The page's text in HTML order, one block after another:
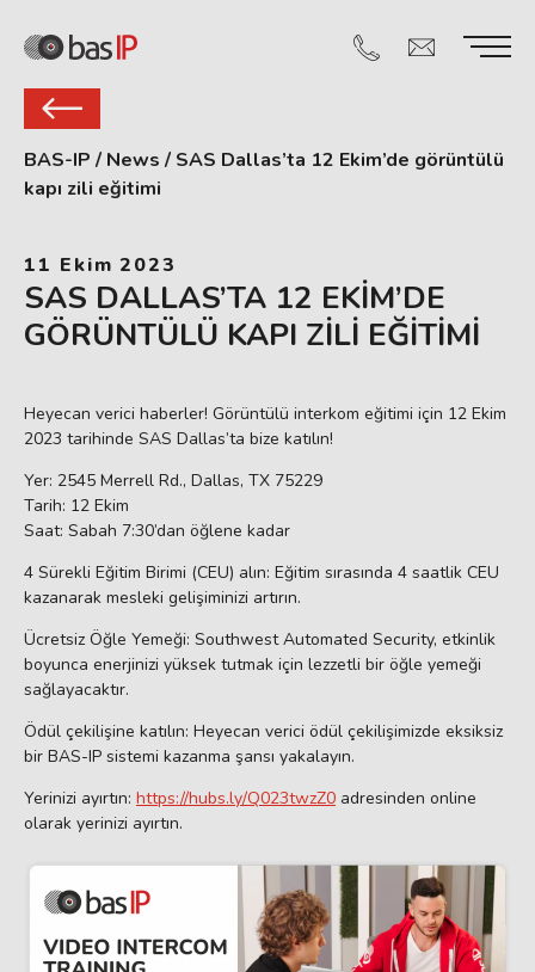
BAS-IP / News / SAS Dallas’ta 12 Ekim’de görüntülü
kapı zili eğitimi
11 Ekim 2023
SAS DALLAS’TA 12 EKIM’DE
GÖRÜNTÜLÜ KAPI ZILI EĞITIMI
Heyecan verici haberler! Görüntülü interkom eğitimi için 12 Ekim
2023 tarihinde SAS Dallas’ta bize katılın!
Yer: 2545 Merrell Rd., Dallas, TX 75229
Tarih: 12 Ekim
Saat: Sabah 7:30’dan öğlene kadar
4 Sürekli Eğitim Birimi (CEU) alın: Eğitim sırasında 4 saatlik CEU
kazanarak mesleki gelişiminizi artırın.
Ücretsiz Öğle Yemeği: Southwest Automated Security, etkinlik
boyunca enerjinizi yüksek tutmak için lezzetli bir öğle yemeği
sağlayacaktır.
Ödül çekilişine katılın: Heyecan verici ödül çekilişimizde eksiksiz
bir BAS-IP sistemi kazanma şansı yakalayın.
Yerinizi ayırtın: https://hubs.ly/Q023twzZ0 adresinden online
olarak yerinizi ayırtın.